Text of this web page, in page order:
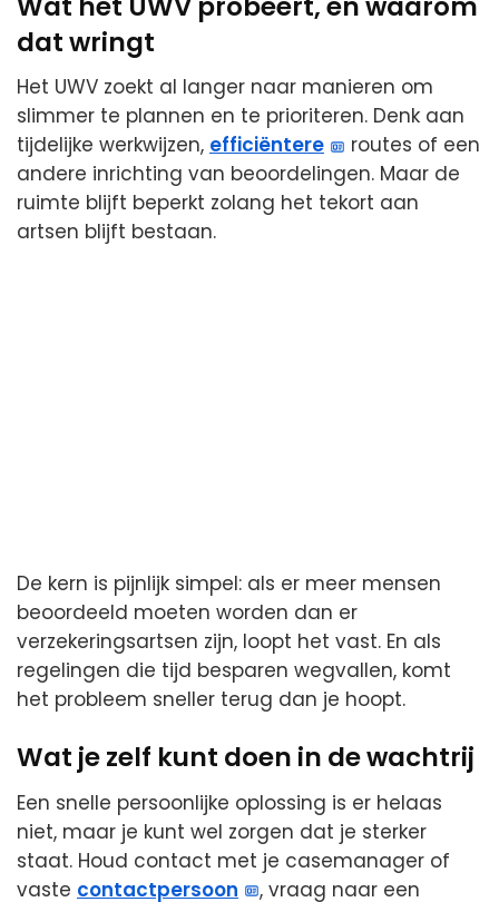
dat wringt
Het UWV zoekt al langer naar manieren om
slimmer te plannen en te prioriteren. Denk aan
tijdelijke werkwijzen, efficiëntere
routes of een
andere inrichting van beoordelingen. Maar de
ruimte blijft beperkt zolang het tekort aan
artsen blijft bestaan.
De kern is pijnlijk simpel: als er meer mensen
beoordeeld moeten worden dan er
verzekeringsartsen zijn, loopt het vast. En als
regelingen die tijd besparen wegvallen, komt
het probleem sneller terug dan je hoopt.
Wat je zelf kunt doen in de wachtrij
Een snelle persoonlijke oplossing is er helaas
niet, maar je kunt wel zorgen dat je sterker
staat. Houd contact met je casemanager of
vaste contactpersoon
, vraag naar een